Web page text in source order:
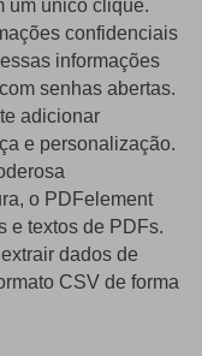
um único clique.
confidenciais
informações
senhas abertas.
adicionar
e personalização.
o PDFelement
e textos de PDFs.
dados de
CSV de forma